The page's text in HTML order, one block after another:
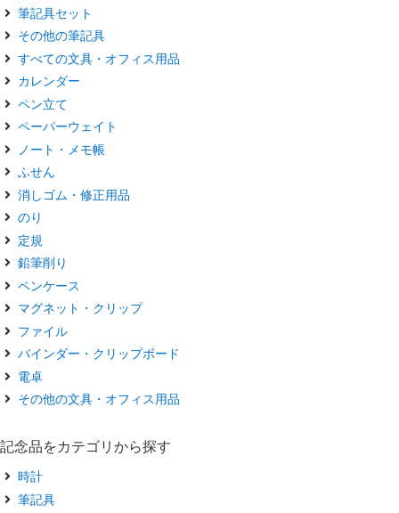
筆記具セット
その他の筆記具
すべての文具・オフィス用品
カレンダー
ペン立て
ペーパーウェイト
ノート・メモ帳
ふせん
消しゴム・修正用品
のり
定規
鉛筆削り
ペンケース
マグネット・クリップ
ファイル
バインダー・クリップボード
電卓
その他の文具・オフィス用品
記念品をカテゴリから探す
時計
筆記具